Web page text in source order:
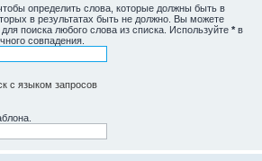
чтобы определить слова, которые должны быть в
в результатах быть не должно. Вы можете
для поиска любого слова из списка. Используйте * в
совпадения.
с языком запросов